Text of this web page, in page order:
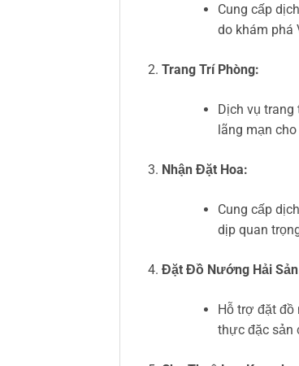
Cung cấp
do khám phá
Trang Trí Phòng:
Dịch vụ
lãng mạn
Nhận Đặt Hoa:
Cung cấp
dịp quan
Đặt Đồ Nướng Hải Sản
Hỗ trợ đặt đồ
thực đặc sản